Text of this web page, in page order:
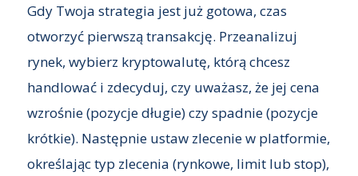
Gdy Twoja strategia jest już gotowa, czas
otworzyć pierwszą transakcję. Przeanalizuj
rynek, wybierz kryptowalutę, którą chcesz
handlować i zdecyduj, czy uważasz, że jej cena
wzrośnie (pozycje długie) czy spadnie (pozycje
krótkie). Następnie ustaw zlecenie w platformie,
określając typ zlecenia (rynkowe, limit lub stop),